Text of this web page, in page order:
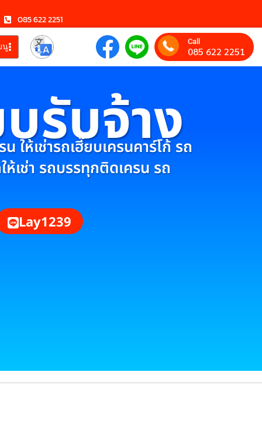
085 622 2251
นู Call
085 622 2251
รับจ้าง
ให้เช่ารถเฮี๊ยบเครนคาร์โก้ รถ
ห้เช่า รถบรรทุกติดเครน รถ
Lay1239